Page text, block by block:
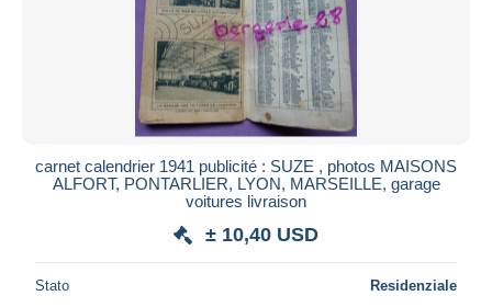
carnet calendrier 1941 publicité : SUZE , photos MAISONS
ALFORT, PONTARLIER, LYON, MARSEILLE, garage
voitures livraison
± 10,40 USD
Stato Residenziale